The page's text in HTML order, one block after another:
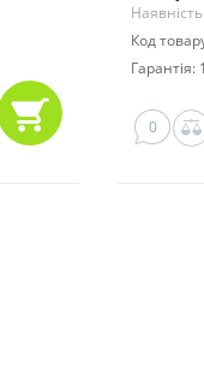
Наявність:
Код
Гарантія:
0